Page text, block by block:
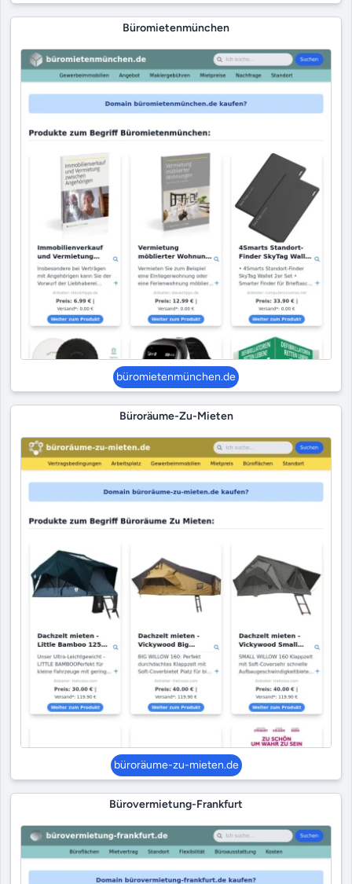
Büromietenmünchen
büromietenmünchen.de
Büroräume-Zu-Mieten
büroräume-zu-mieten.de
Bürovermietung-Frankfurt